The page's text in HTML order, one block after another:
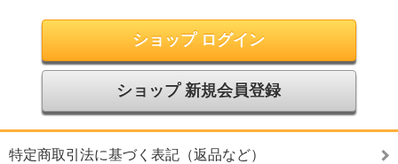
ショップ ログイン
ショップ 新規会員登録
特定商取引法に基づく表記（返品など）